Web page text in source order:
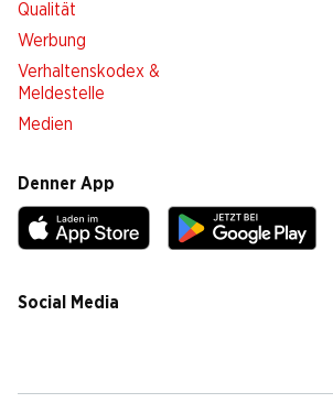
Qualität
Werbung
Verhaltenskodex &
Meldestelle
Medien
Denner App
Social Media